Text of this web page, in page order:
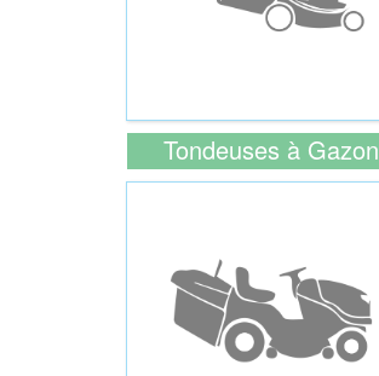
Tondeuses à Gazon